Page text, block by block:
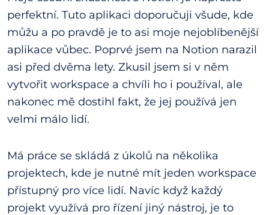
perfektní. Tuto aplikaci doporučuji všude, kde
můžu a po pravdě je to asi moje nejoblíbenější
aplikace vůbec. Poprvé jsem na Notion narazil
asi před dvěma lety. Zkusil jsem si v něm
vytvořit workspace a chvíli ho i používal, ale
nakonec mě dostihl fakt, že jej používá jen
velmi málo lidí.
Má práce se skládá z úkolů na několika
projektech, kde je nutné mít jeden workspace
přístupný pro více lidí. Navíc když každý
projekt využívá pro řízení jiný nástroj, je to